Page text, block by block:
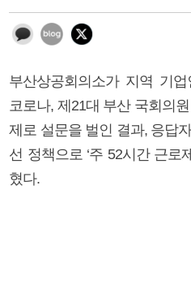
부산상공회의소가 지역 기업
코로나, 제21대 부산 국회의
제로 설문을 벌인 결과, 응답
선 정책으로 ‘주 52시간 근로
혔다.